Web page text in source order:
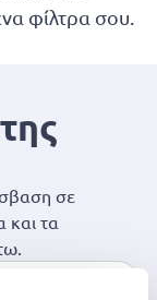
φίλτρα σου.
σε
και τα